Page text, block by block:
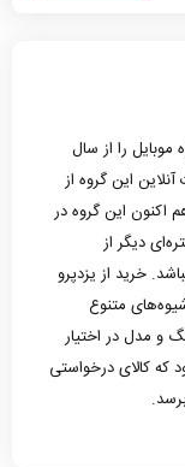
را از سال
این گروه از
هم اکنون این گروه در
دیگر از
خرید از یزدپرو
متنوع
و مدل در اختیار
که کالای درخواستی